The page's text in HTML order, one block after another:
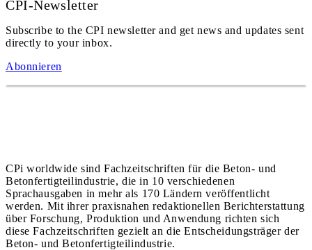
CPI-Newsletter
Subscribe to the CPI newsletter and get news and updates sent
directly to your inbox.
Abonnieren
CPi worldwide sind Fachzeitschriften für die Beton- und
Betonfertigteilindustrie, die in 10 verschiedenen
Sprachausgaben in mehr als 170 Ländern veröffentlicht
werden. Mit ihrer praxisnahen redaktionellen Berichterstattung
über Forschung, Produktion und Anwendung richten sich
diese Fachzeitschriften gezielt an die Entscheidungsträger der
Beton- und Betonfertigteilindustrie.